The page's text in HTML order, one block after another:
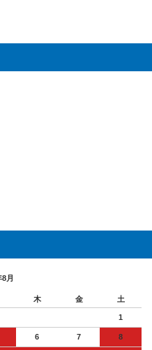
月
木 金 土
1
6 7 8